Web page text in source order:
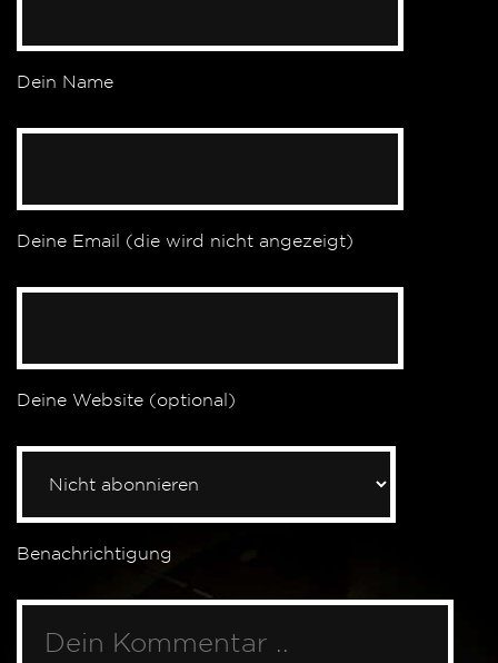
Dein Name
Deine Email (die wird nicht angezeigt)
Deine Website (optional)
Benachrichtigung